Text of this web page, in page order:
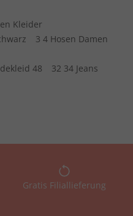
Kleider
3 4 Hosen Damen
48
32 34 Jeans
Gratis Filiallieferung